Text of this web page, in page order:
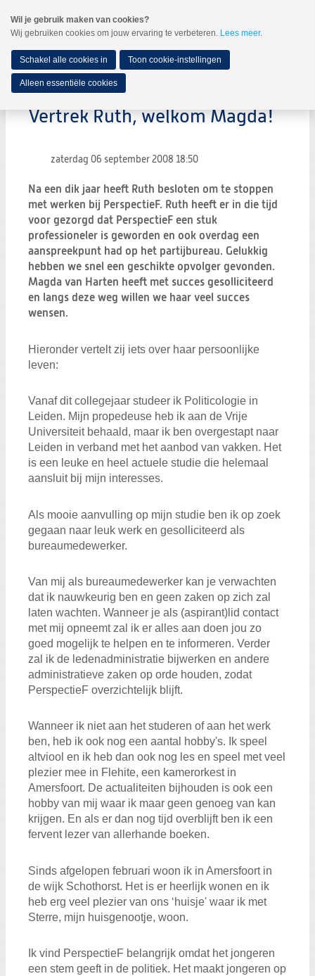
naar
Spring
de
inhoud
Spring
naar
hoofdmenu
MENU
Zoeken:
Vertrek Ruth, welkom Magda!
zaterdag 06 september 2008 18:50
Na een dik jaar heeft Ruth besloten om te stoppen
met werken bij PerspectieF. Ruth heeft er in die tijd
voor gezorgd dat PerspectieF een stuk
professioneler is geworden en ook overdag een
aanspreekpunt had op het partijbureau. Gelukkig
hebben we snel een geschikte opvolger gevonden.
Magda van Harten heeft met succes gesolliciteerd
en langs deze weg willen we haar veel succes
wensen.
Hieronder vertelt zij iets over haar persoonlijke
leven:
Vanaf dit collegejaar studeer ik Politicologie in
Leiden. Mijn propedeuse heb ik aan de Vrije
Universiteit behaald, maar ik ben overgestapt naar
Leiden in verband met het aanbod van vakken. Het
is een leuke en heel actuele studie die helemaal
aansluit bij mijn interesses.
Als mooie aanvulling op mijn studie ben ik op zoek
gegaan naar leuk werk en gesolliciteerd als
bureaumedewerker.
Van mij als bureaumedewerker kan je verwachten
dat ik nauwkeurig ben en geen zaken op zich zal
laten wachten. Wanneer je als (aspirant)lid contact
met mij opneemt zal ik er alles aan doen jou zo
goed mogelijk te helpen en te informeren. Verder
zal ik de ledenadministratie bijwerken en andere
administratieve zaken op orde houden, zodat
PerspectieF overzichtelijk blijft.
Wanneer ik niet aan het studeren of aan het werk
ben, heb ik ook nog een aantal hobby's. Ik speel
altviool en ik heb dan ook nog les en speel met veel
plezier mee in Flehite, een kamerorkest in
Amersfoort. De actualiteiten bijhouden is ook een
hobby van mij waar ik maar geen genoeg van kan
krijgen. En als er dan nog tijd overblijft ben ik een
fervent lezer van allerhande boeken.
Sinds afgelopen februari woon ik in Amersfoort in
de wijk Schothorst. Het is er heerlijk wonen en ik
heb erg veel plezier van ons ‘huisje' waar ik met
Sterre, mijn huisgenootje, woon.
Ik vind PerspectieF belangrijk omdat het jongeren
een stem geeft in de politiek. Het maakt jongeren op
Wil je gebruik maken van cookies?
Wij gebruiken cookies om jouw ervaring te verbeteren. Lees meer.
Schakel alle cookies in Toon cookie-instellingen
Alleen essentiële cookies